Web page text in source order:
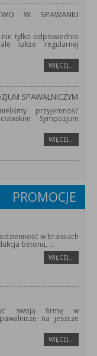
W SPAWANIU
nie tylko odpowiednio
także regularnej
WIĘCEJ…
SPAWALNICZYM
przyjemność
Sympozjum
WIĘCEJ…
PROMOCJE
w branżach
betonu, ...
WIĘCEJ…
swoją firmę w
na jeszcze
WIĘCEJ…